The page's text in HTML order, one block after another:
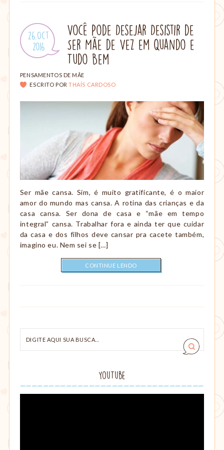
Publicado
em:
26.Oct
.
2016
Você Pode Desejar Desistir de
Ser Mãe de Vez em Quando e
Tudo Bem
CATEGORIAS:
PENSAMENTOS DE MÃE
ESCRITO POR THAÍS CARDOSO
Ser mãe cansa. Sim, é muito gratificante, é o maior
amor do mundo mas cansa. A rotina das crianças e da
casa cansa. Ser dona de casa e “mãe em tempo
integral” cansa. Trabalhar fora e ainda ter que cuidar
da casa e dos filhos deve cansar pra cacete também,
imagino eu. Nem sei se […]
CONTINUE LENDO
aqui
YouTube